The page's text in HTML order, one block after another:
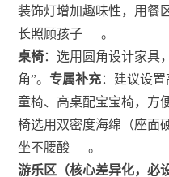
装饰灯增加趣味性，用餐
长照顾孩子
。
桌椅：选用圆角设计家具
角”。 专属补充：建议设
童椅、高桌配宝宝椅，方
椅选用双密度海绵（座面
坐不腰酸
。
游乐区（核心差异化，必